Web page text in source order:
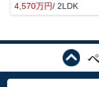
4,570万円/ 2LDK